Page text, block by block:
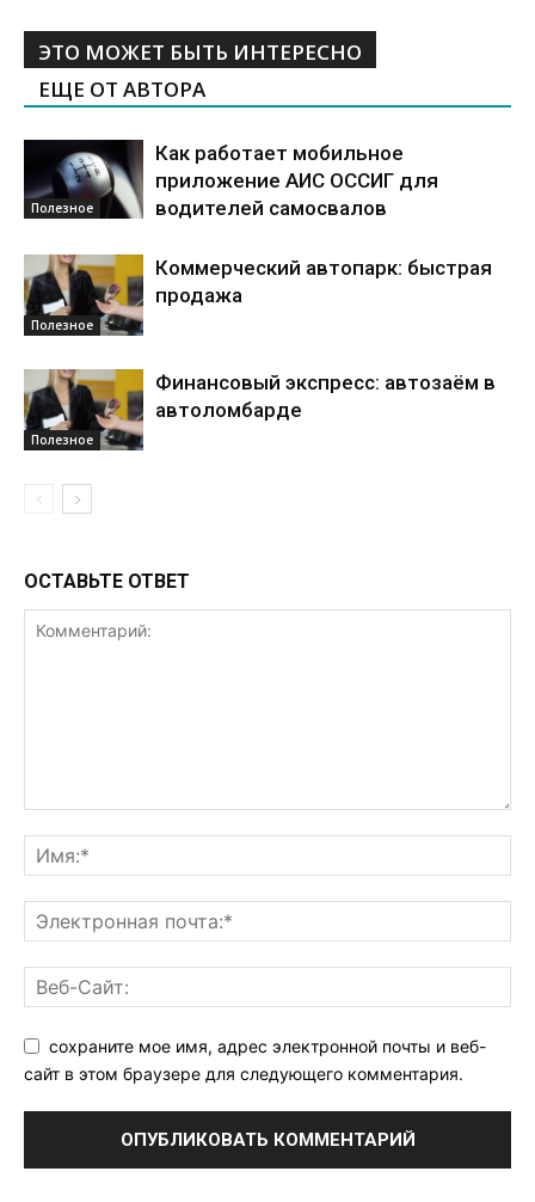
ЭТО МОЖЕТ БЫТЬ ИНТЕРЕСНО
ЕЩЕ ОТ АВТОРА
Полезное
Как работает мобильное
приложение АИС ОССИГ для
водителей самосвалов
Полезное
Коммерческий автопарк: быстрая
продажа
Полезное
Финансовый экспресс: автозаём в
автоломбарде
ОСТАВЬТЕ ОТВЕТ
сохраните мое имя, адрес электронной почты и веб-
сайт в этом браузере для следующего комментария.